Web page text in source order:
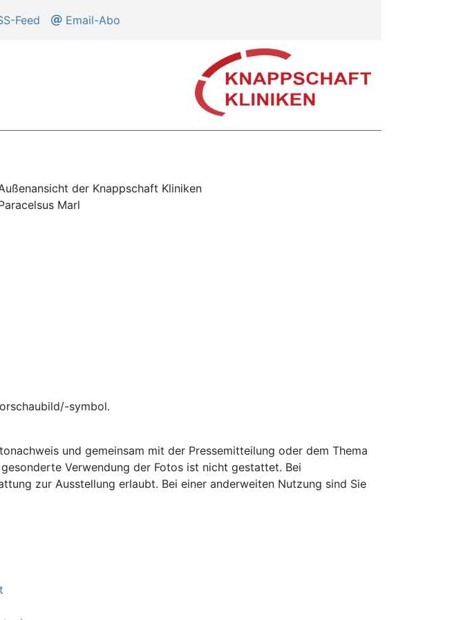
Feed Email-Abo
der Knappschaft Kliniken
Marl
symbol.
und gemeinsam mit der Pressemitteilung oder dem Thema
Verwendung der Fotos ist nicht gestattet. Bei
zur Ausstellung erlaubt. Bei einer anderweiten Nutzung sind Sie